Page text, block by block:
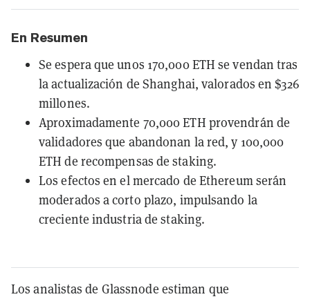
En Resumen
Se espera que unos 170,000 ETH se vendan tras
la actualización de Shanghai, valorados en $326
millones.
Aproximadamente 70,000 ETH provendrán de
validadores que abandonan la red, y 100,000
ETH de recompensas de staking.
Los efectos en el mercado de Ethereum serán
moderados a corto plazo, impulsando la
creciente industria de staking.
Los analistas de Glassnode estiman que